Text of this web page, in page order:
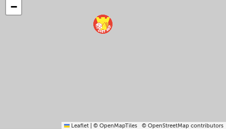
−
Leaflet © OpenMapTiles © OpenStreetMap contributors